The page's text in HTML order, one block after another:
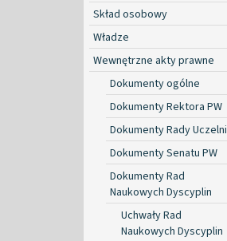
Skład osobowy
Władze
Wewnętrzne akty prawne
Dokumenty ogólne
Dokumenty Rektora PW
Dokumenty Rady Uczelni
Dokumenty Senatu PW
Dokumenty Rad
Naukowych Dyscyplin
Uchwały Rad
Naukowych Dyscyplin